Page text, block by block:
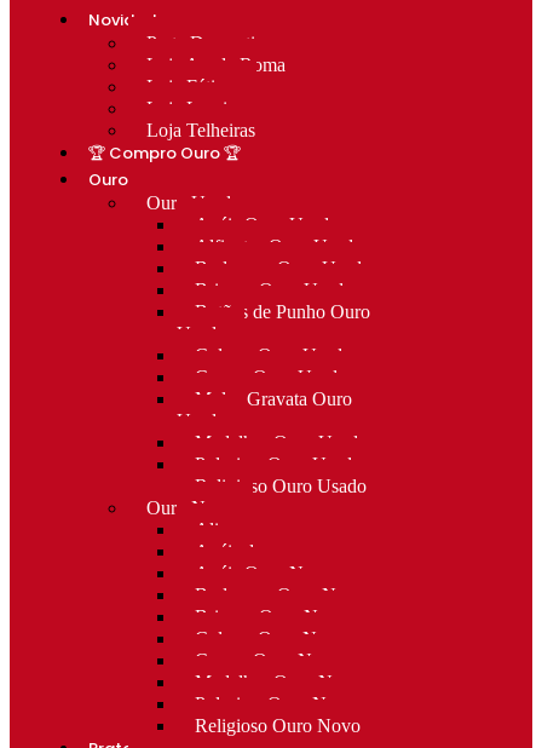
Novidades
Prata Decorativa
Loja Av. de Roma
Loja Fátima
Loja Lumiar
Loja Telheiras
🏆 Compro Ouro 🏆
Ouro
Ouro Usado
Anéis Ouro Usado
Alfinetes Ouro Usado
Berloques Ouro Usado
Brincos Ouro Usado
Botões de Punho Ouro
Usado
Colares Ouro Usado
Cruzes Ouro Usado
Molas Gravata Ouro
Usado
Medalhas Ouro Usado
Pulseiras Ouro Usado
Religioso Ouro Usado
Ouro Novo
Alianças
Anéis de curso
Anéis Ouro Novo
Berloques Ouro Novo
Brincos Ouro Novo
Colares Ouro Novo
Cruzes Ouro Novo
Medalhas Ouro Novo
Pulseiras Ouro Novo
Religioso Ouro Novo